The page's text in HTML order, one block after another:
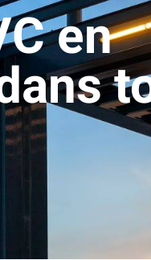
en